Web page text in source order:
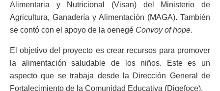
Alimentaria y Nutricional (Visan) del Ministerio de
Agricultura, Ganadería y Alimentación (MAGA). También
se contó con el apoyo de la oenegé Convoy of hope.
El objetivo del proyecto es crear recursos para promover
la alimentación saludable de los niños. Este es un
aspecto que se trabaja desde la Dirección General de
Fortalecimiento de la Comunidad Educativa (Digefoce).